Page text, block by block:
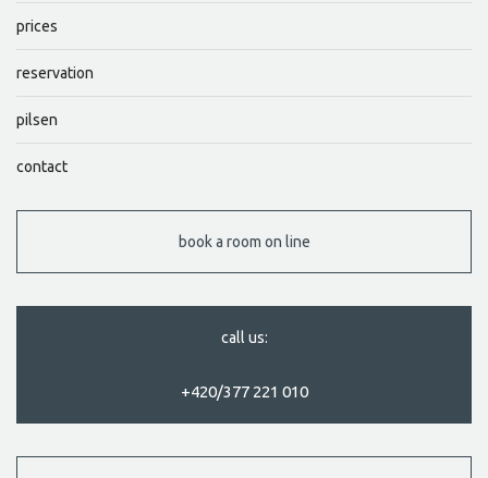
prices
reservation
pilsen
contact
book a room on line
call us:
+420/377 221 010